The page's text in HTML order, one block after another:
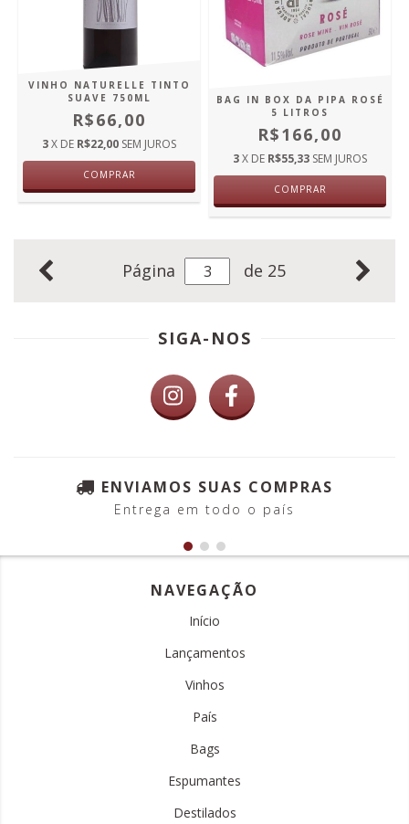
VINHO NATURELLE TINTO
SUAVE 750ML
R$66,00
3X DE R$22,00 SEM JUROS
COMPRAR
BAG IN BOX DA PIPA ROSÉ
5 LITROS
R$166,00
3X DE R$55,33 SEM JUROS
COMPRAR
Página de 25
SIGA-NOS
ENVIAMOS SUAS COMPRAS
Entrega em todo o país
NAVEGAÇÃO
Início
Lançamentos
Vinhos
País
Bags
Espumantes
Destilados